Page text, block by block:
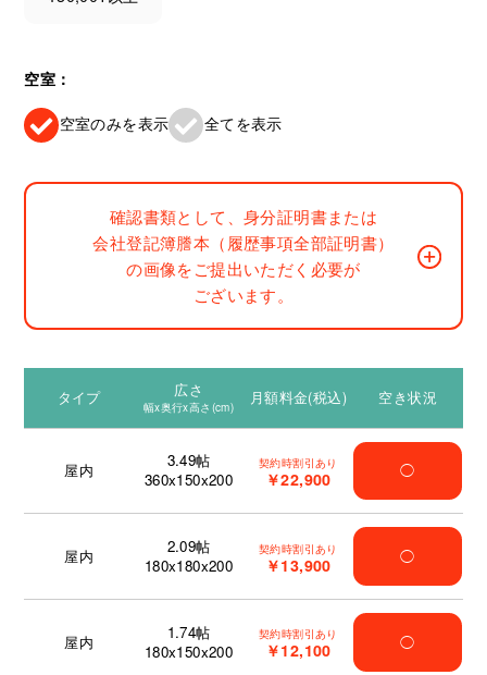
空室：
空室のみを表示 全てを表示
確認書類として、身分証明書または
会社登記簿謄本（履歴事項全部証明書）
の画像をご提出いただく必要が
ございます。
タイプ 広さ
幅x奥行x高さ(cm) 月額料金(税込) 空き状況
屋内 3.49帖
360x150x200
契約時割引あり
￥22,900 ◯
屋内 2.09帖
180x180x200
契約時割引あり
￥13,900 ◯
屋内 1.74帖
180x150x200
契約時割引あり
￥12,100 ◯